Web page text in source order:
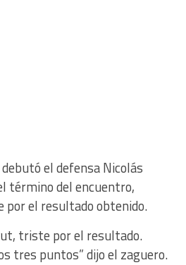
el defensa Nicolás
término del encuentro,
el resultado obtenido.
triste por el resultado.
tres puntos” dijo el zaguero.